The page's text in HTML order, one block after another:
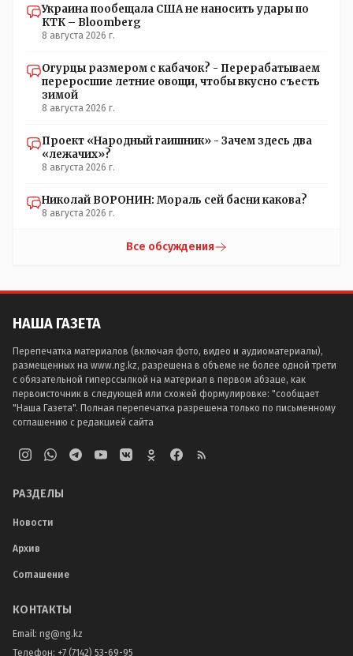
Украина пообещала США не наносить удары по
КТК – Bloomberg
8 августа 2026 г.
Огурцы размером с кабачок? - Перерабатываем
переросшие летние овощи, чтобы вкусно съесть
зимой
8 августа 2026 г.
Проект «Народный гаишник» - Зачем здесь два
«лежачих»?
8 августа 2026 г.
Николай ВОРОНИН: Мораль сей басни какова?
8 августа 2026 г.
Все обсуждения
НАША ГАЗЕТА
Перепечатка материалов (включая фото, видео и аудиоматериалы),
размещенных на www.ng.kz, разрешена в объеме не более одной трети
с обязательной гиперссылкой на материал в первом абзаце, как
первоисточник в следующей или схожей формулировке: "сообщает
"Наша Газета". Полная перепечатка разрешена только по письменному
соглашению с редакцией сайта
РАЗДЕЛЫ
Новости
Архив
Соглашение
КОНТАКТЫ
Email: ng@ng.kz
Телефон: +7 (7142) 53-69-95